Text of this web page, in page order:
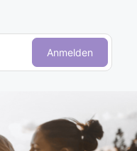
Anmelden